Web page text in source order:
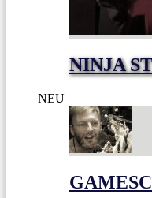
NINJA
NEU